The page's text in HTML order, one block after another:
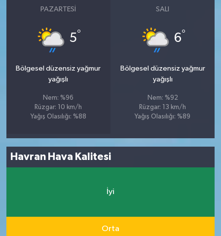
PAZARTESI
5°
Bölgesel düzensiz yağmur
yağışlı
Nem: %96
Rüzgar: 10 km/h
Yağış Olasılığı: %88
SALI
6°
Bölgesel düzensiz yağmur
yağışlı
Nem: %92
Rüzgar: 13 km/h
Yağış Olasılığı: %89
Havran Hava Kalitesi
İyi
Orta